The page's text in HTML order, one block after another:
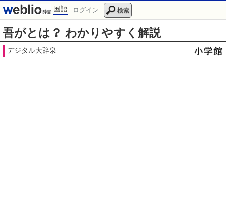
国語 ログイン 検索
吾がとは？ わかりやすく解説
デジタル大辞泉